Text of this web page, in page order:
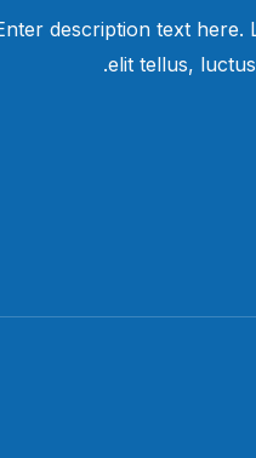
description text here.
elit tellus,